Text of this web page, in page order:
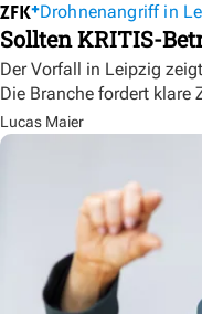
Drohnenangriff in
Sollten KRITIS-
Der Vorfall in Leipzig
Die Branche fordert klare
Lucas Maier